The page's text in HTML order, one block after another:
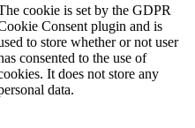
cookie is set by the GDPR
Consent plugin and is
to store whether or not user
consented to the use of
It does not store any
data.